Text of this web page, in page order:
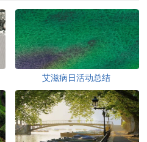
艾滋病日活动总结